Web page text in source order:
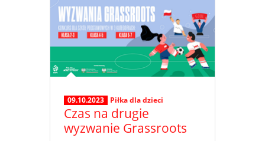
09.10.2023 Piłka dla dzieci
Czas na drugie
wyzwanie Grassroots